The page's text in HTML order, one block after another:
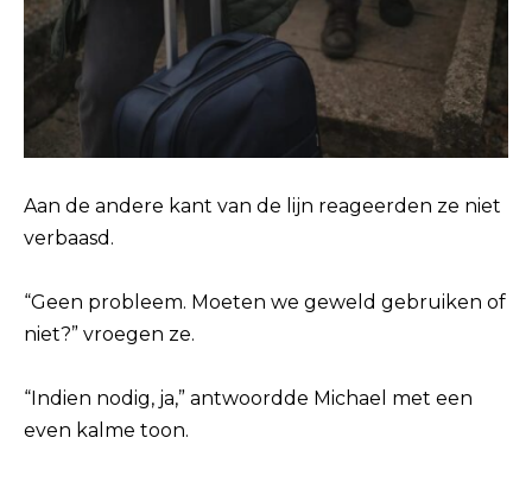
Aan de andere kant van de lijn reageerden ze niet
verbaasd.
“Geen probleem. Moeten we geweld gebruiken of
niet?” vroegen ze.
“Indien nodig, ja,” antwoordde Michael met een
even kalme toon.